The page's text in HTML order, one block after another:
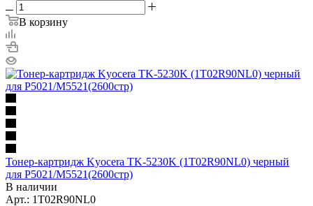
В корзину
Тонер-картридж Kyocera TK-5230K (1T02R90NL0) черный
для P5021/M5521(2600стр)
В наличии
Арт.: 1T02R90NL0